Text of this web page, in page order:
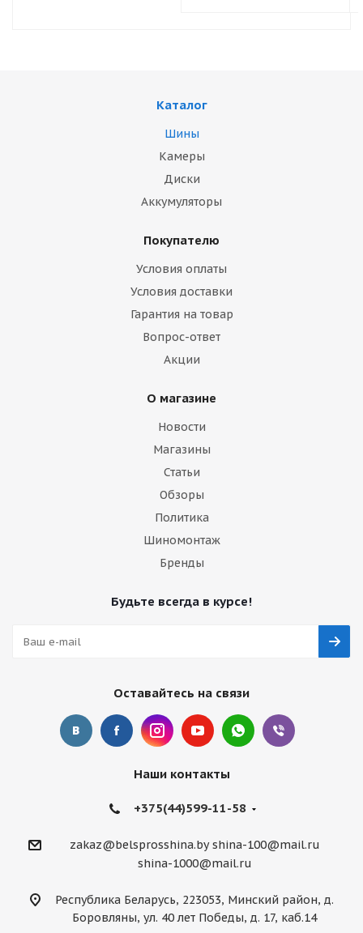
Каталог
Шины
Камеры
Диски
Аккумуляторы
Покупателю
Условия оплаты
Условия доставки
Гарантия на товар
Вопрос-ответ
Акции
О магазине
Новости
Магазины
Статьи
Обзоры
Политика
Шиномонтаж
Бренды
Будьте всегда в курсе!
Оставайтесь на связи
Наши контакты
+375(44)599-11-58
zakaz@belsprosshina.by shina-100@mail.ru
shina-1000@mail.ru
Республика Беларусь, 223053, Минский район, д.
Боровляны, ул. 40 лет Победы, д. 17, каб.14